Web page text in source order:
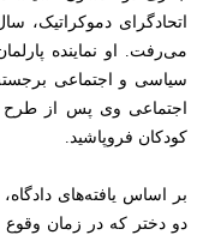
اتحادگرای دموکراتیک،
می‌رفت. او نماینده
سیاسی و اجتماعی
اجتماعی وی پس از طرح
کودکان فروپاشید.
بر اساس یافته‌های
دو دختر که در زمان